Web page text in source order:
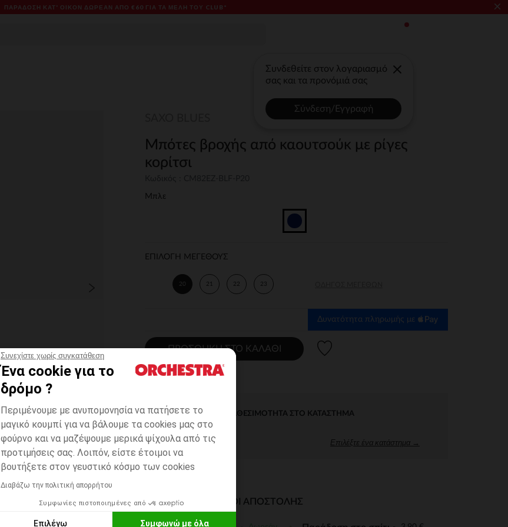
Συνεχίστε χωρίς συγκατάθεση
Ένα cookie για το
δρόμο ?
Περιμένουμε με ανυπομονησία να πατήσετε το
μαγικό κουμπί για να βάλουμε τα cookies μας στο
φούρνο και να μαζέψουμε μερικά ψίχουλα από τις
προτιμήσεις σας. Λοιπόν, είστε έτοιμοι να
βουτήξετε στον γευστικό κόσμο των cookies
Διαβάζω την πολιτική απορρήτου
Συμφωνίες πιστοποιημένες από
Επιλέγω Συμφωνώ με όλα
ΠΑΡΆΔΟΣΗ ΚΑΤ' ΟΊΚΟΝ ΔΩΡΕΑΝ ΑΠΌ €60 ΓΙΑ ΤΑ ΜΈΛΗ ΤΟΥ CLUB* ×
Συνδεθείτε στον λογαριασμό
σας και τα προνόμιά σας
Σύνδεση/Εγγραφή
Μπότες βροχής από καουτσούκ με ρίγες
κορίτσι
Μπλε
ΕΠΙΛΟΓΗ ΜΕΓΕΘΟΥΣ
20 21 22 23
Δυνατότητα πληρωμής με
ΠΡΟΣΘΉΚΗ ΣΤΟ ΚΑΛΆΘΙ
ΆΜΕΣΗ ΔΙΑΘΕΣΙΜΌΤΗΤΑ ΣΤΟ ΚΑΤΆΣΤΗΜΑ
Επιλέξτε ένα κατάστημα →
ΔΙΑΘΈΣΙΜΟΙ ΤΡΌΠΟΙ ΑΠΟΣΤΟΛΉΣ